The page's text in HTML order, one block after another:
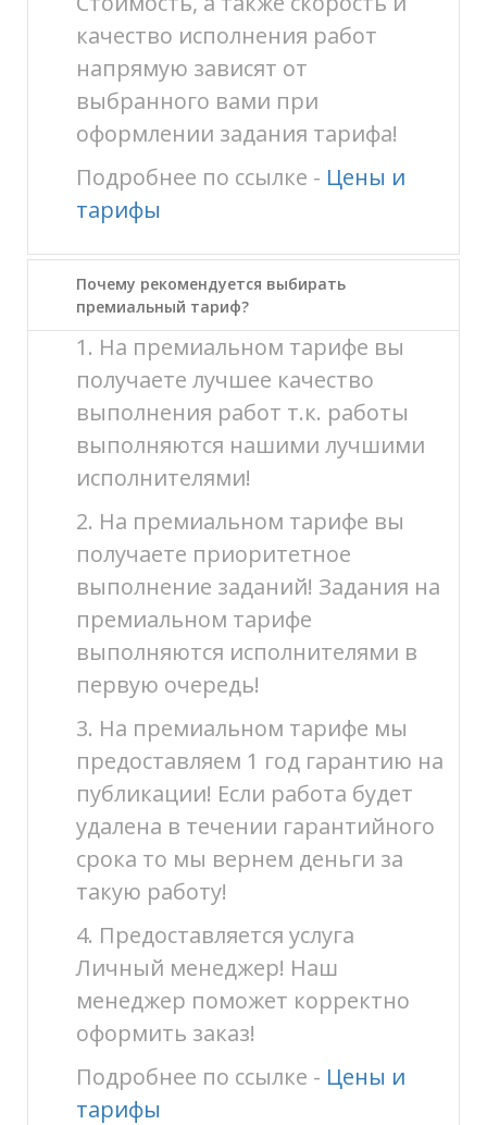
качество исполнения работ
напрямую зависят от
выбранного вами при
оформлении задания тарифа!
Подробнее по ссылке - Цены и
тарифы
Почему рекомендуется выбирать
премиальный тариф?
1. На премиальном тарифе вы
получаете лучшее качество
выполнения работ т.к. работы
выполняются нашими лучшими
исполнителями!
2. На премиальном тарифе вы
получаете приоритетное
выполнение заданий! Задания на
премиальном тарифе
выполняются исполнителями в
первую очередь!
3. На премиальном тарифе мы
предоставляем 1 год гарантию на
публикации! Если работа будет
удалена в течении гарантийного
срока то мы вернем деньги за
такую работу!
4. Предоставляется услуга
Личный менеджер! Наш
менеджер поможет корректно
оформить заказ!
Подробнее по ссылке - Цены и
тарифы